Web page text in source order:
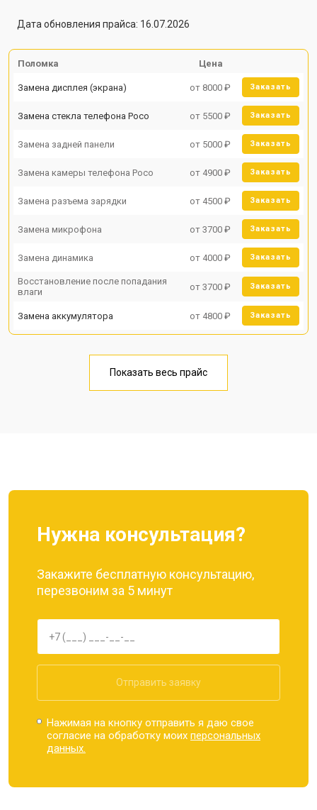
Дата обновления прайса: 16.07.2026
Поломка Цена
Замена дисплея (экрана) от 8000 ₽ Заказать
Замена стекла телефона Poco от 5500 ₽ Заказать
Замена задней панели от 5000 ₽ Заказать
Замена камеры телефона Poco от 4900 ₽ Заказать
Замена разъема зарядки от 4500 ₽ Заказать
Замена микрофона от 3700 ₽ Заказать
Замена динамика от 4000 ₽ Заказать
Восстановление после попадания
влаги
от 3700 ₽ Заказать
Замена аккумулятора от 4800 ₽ Заказать
Показать весь прайс
Нужна консультация?
Закажите бесплатную консультацию,
перезвоним за 5 минут
Отправить заявку
Нажимая на кнопку отправить я даю свое
согласие на обработку моихперсональных
данных.